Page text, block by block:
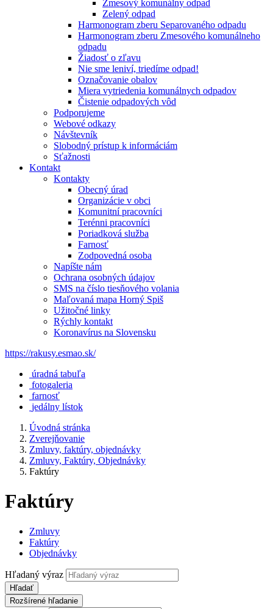
Zmesový komunálny odpad
Zelený odpad
Harmonogram zberu Separovaného odpadu
Harmonogram zberu Zmesového komunálneho
odpadu
Žiadosť o zľavu
Nie sme leniví, triedíme odpad!
Označovanie obalov
Miera vytriedenia komunálnych odpadov
Čistenie odpadových vôd
Podporujeme
Webové odkazy
Návštevník
Slobodný prístup k informáciám
Sťažnosti
Kontakt
Kontakty
Obecný úrad
Organizácie v obci
Komunitní pracovníci
Terénni pracovníci
Poriadková služba
Farnosť
Zodpovedná osoba
Napíšte nám
Ochrana osobných údajov
SMS na číslo tiesňového volania
Maľovaná mapa Horný Spiš
Užitočné linky
Rýchly kontakt
Koronavírus na Slovensku
https://rakusy.esmao.sk/
úradná tabuľa
fotogaleria
farnosť
jedálny lístok
Úvodná stránka
Zverejňovanie
Zmluvy, faktúry, objednávky
Zmluvy, Faktúry, Objednávky
Faktúry
Faktúry
Zmluvy
Faktúry
Objednávky
Hľadaný výraz
Hľadať
Rozšírené hľadanie